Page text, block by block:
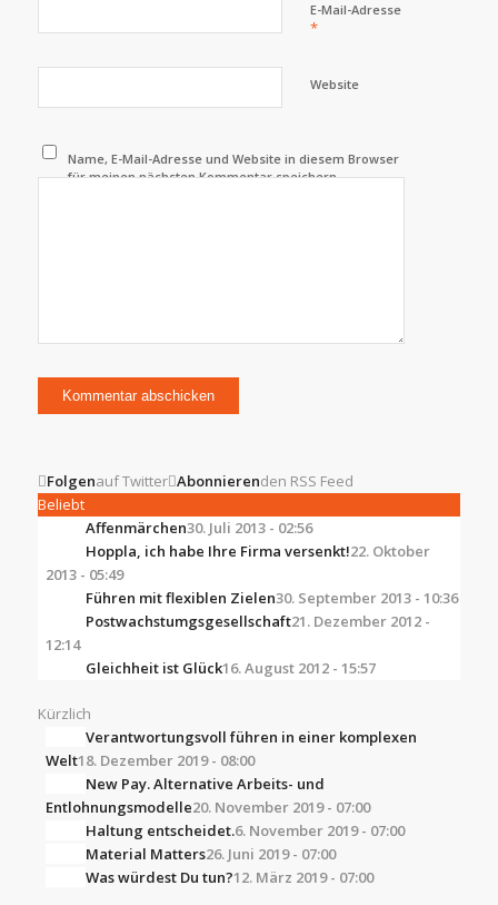
E-Mail-Adresse
*
Website
Name, E-Mail-Adresse und Website in diesem Browser
für meinen nächsten Kommentar speichern.
Folgenauf Twitter Abonnierenden RSS Feed
Beliebt
Affenmärchen30. Juli 2013 - 02:56
Hoppla, ich habe Ihre Firma versenkt!22. Oktober
2013 - 05:49
Führen mit flexiblen Zielen30. September 2013 - 10:36
Postwachstumgsgesellschaft21. Dezember 2012 -
12:14
Gleichheit ist Glück16. August 2012 - 15:57
Kürzlich
Verantwortungsvoll führen in einer komplexen
Welt18. Dezember 2019 - 08:00
New Pay. Alternative Arbeits- und
Entlohnungsmodelle20. November 2019 - 07:00
Haltung entscheidet.6. November 2019 - 07:00
Material Matters26. Juni 2019 - 07:00
Was würdest Du tun?12. März 2019 - 07:00